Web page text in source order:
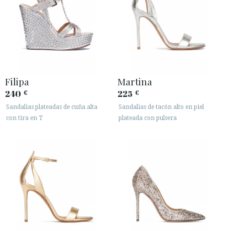
· TÉRMINOS Y CONDICIONES
· AVISO LEGAL
  
ÁREA DE CLIENTES B2B
SECURE WEB SSL CERTIFICATE
Filipa
240 €
Sandalias plateadas de cuña alta
con tira en T
Martina
225 €
Sandalias de tacón alto en piel
plateada con pulsera